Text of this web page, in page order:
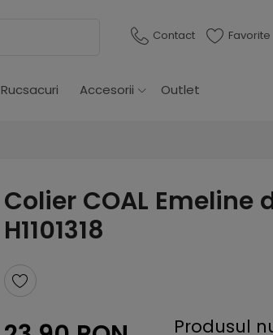
Contact Favorite
Rucsacuri Accesorii Outlet
Colier COAL Emeline
H1101318
Produsul